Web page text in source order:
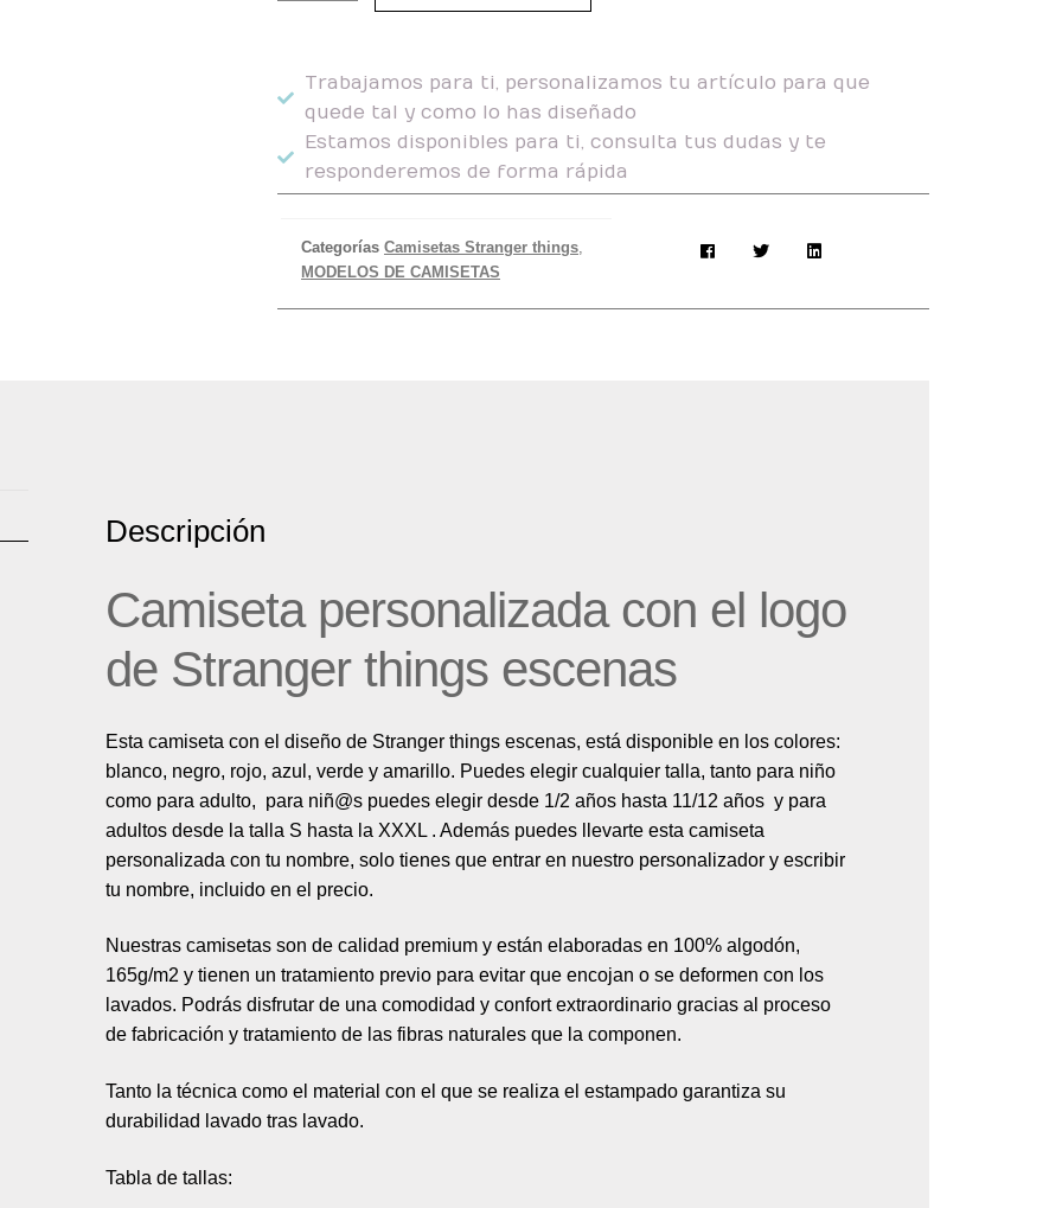
Trabajamos para ti, personalizamos tu artículo para que
quede tal y como lo has diseñado
Estamos disponibles para ti, consulta tus dudas y te
responderemos de forma rápida
Categorías Camisetas Stranger things,
MODELOS DE CAMISETAS
Descripción
Camiseta personalizada con el logo
de Stranger things escenas
Esta camiseta con el diseño de Stranger things escenas, está disponible en los colores:
blanco, negro, rojo, azul, verde y amarillo. Puedes elegir cualquier talla, tanto para niño
como para adulto, para niñ@s puedes elegir desde 1/2 años hasta 11/12 años y para
adultos desde la talla S hasta la XXXL . Además puedes llevarte esta camiseta
personalizada con tu nombre, solo tienes que entrar en nuestro personalizador y escribir
tu nombre, incluido en el precio.
Nuestras camisetas son de calidad premium y están elaboradas en 100% algodón,
165g/m2 y tienen un tratamiento previo para evitar que encojan o se deformen con los
lavados. Podrás disfrutar de una comodidad y confort extraordinario gracias al proceso
de fabricación y tratamiento de las fibras naturales que la componen.
Tanto la técnica como el material con el que se realiza el estampado garantiza su
durabilidad lavado tras lavado.
Tabla de tallas: